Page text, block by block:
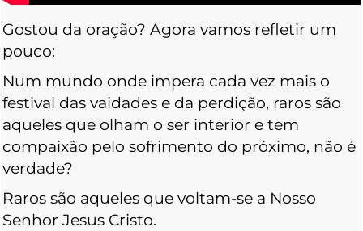
Gostou da oração? Agora vamos refletir um
pouco:
Num mundo onde impera cada vez mais o
festival das vaidades e da perdição, raros são
aqueles que olham o ser interior e tem
compaixão pelo sofrimento do próximo, não é
verdade?
Raros são aqueles que voltam-se a Nosso
Senhor Jesus Cristo.